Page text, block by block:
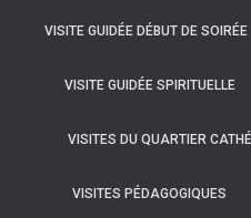
VISITE GUIDÉE DÉBUT DE SOIRÉE
VISITE GUIDÉE SPIRITUELLE
VISITES DU QUARTIER
VISITES PÉDAGOGIQUES